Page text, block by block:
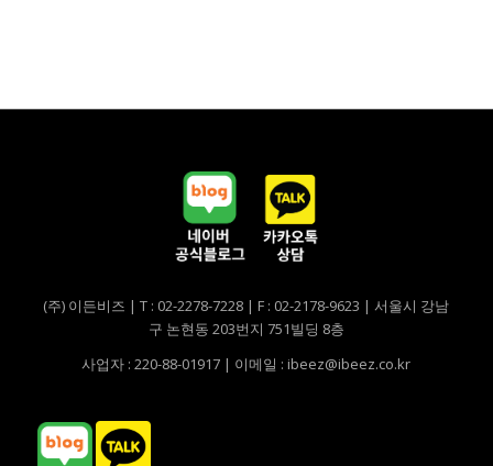
(주) 이든비즈 | T : 02-2278-7228 | F : 02-2178-9623 | 서울시 강남
구 논현동 203번지 751빌딩 8층
사업자 : 220-88-01917 | 이메일 : ibeez@ibeez.co.kr